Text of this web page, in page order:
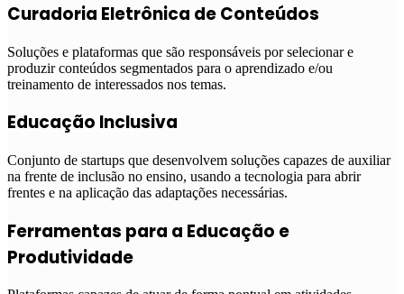
Curadoria Eletrônica de Conteúdos
Soluções e plataformas que são responsáveis por selecionar e
produzir conteúdos segmentados para o aprendizado e/ou
treinamento de interessados nos temas.
Educação Inclusiva
Conjunto de startups que desenvolvem soluções capazes de auxiliar
na frente de inclusão no ensino, usando a tecnologia para abrir
frentes e na aplicação das adaptações necessárias.
Ferramentas para a Educação e
Produtividade